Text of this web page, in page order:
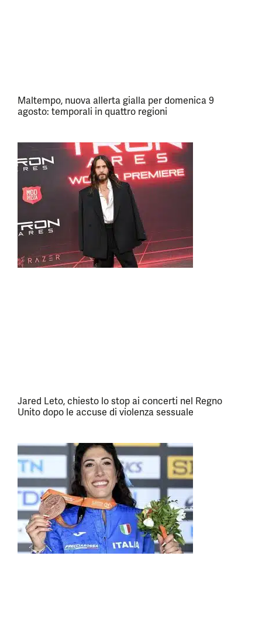
Maltempo, nuova allerta gialla per domenica 9
agosto: temporali in quattro regioni
Jared Leto, chiesto lo stop ai concerti nel Regno
Unito dopo le accuse di violenza sessuale